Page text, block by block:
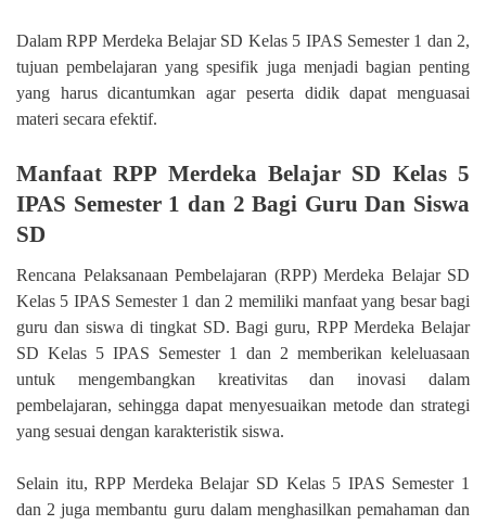
Dalam RPP Merdeka Belajar SD Kelas 5 IPAS Semester 1 dan 2,
tujuan pembelajaran yang spesifik juga menjadi bagian penting
yang harus dicantumkan agar peserta didik dapat menguasai
materi secara efektif.
Manfaat RPP Merdeka Belajar SD Kelas 5
IPAS Semester 1 dan 2 Bagi Guru Dan Siswa
SD
Rencana Pelaksanaan Pembelajaran (RPP) Merdeka Belajar SD
Kelas 5 IPAS Semester 1 dan 2 memiliki manfaat yang besar bagi
guru dan siswa di tingkat SD. Bagi guru, RPP Merdeka Belajar
SD Kelas 5 IPAS Semester 1 dan 2 memberikan keleluasaan
untuk mengembangkan kreativitas dan inovasi dalam
pembelajaran, sehingga dapat menyesuaikan metode dan strategi
yang sesuai dengan karakteristik siswa.
Selain itu, RPP Merdeka Belajar SD Kelas 5 IPAS Semester 1
dan 2 juga membantu guru dalam menghasilkan pemahaman dan